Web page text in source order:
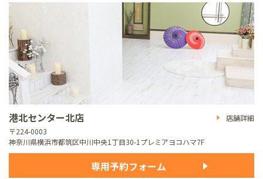
港北センター北店
店舗詳細
〒224-0003
神奈川県横浜市都筑区中川中央1丁目30-1 プレミアヨコハマ7F
専用予約フォーム